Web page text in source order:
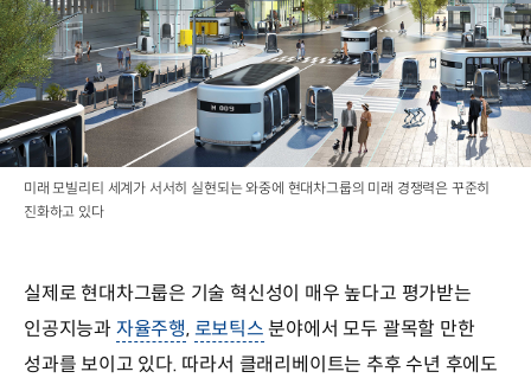
미래 모빌리티 세계가 서서히 실현되는 와중에 현대차그룹의 미래 경쟁력은 꾸준히
진화하고 있다
실제로 현대차그룹은 기술 혁신성이 매우 높다고 평가받는
인공지능과자율주행,로보틱스분야에서 모두 괄목할 만한
성과를 보이고 있다. 따라서 클래리베이트는 추후 수년 후에도